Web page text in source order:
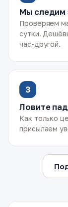
Мы следим
Проверяем
сутки.
час-другой.
3
Ловите
Как только
присылаем